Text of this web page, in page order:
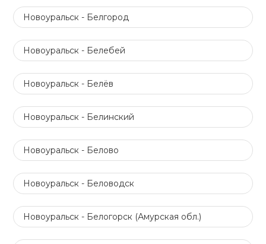
Новоуральск - Белгород
Новоуральск - Белебей
Новоуральск - Белёв
Новоуральск - Белинский
Новоуральск - Белово
Новоуральск - Беловодск
Новоуральск - Белогорск (Амурская обл.)